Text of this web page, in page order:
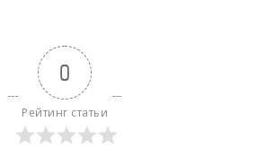
0
Рейтинг статьи